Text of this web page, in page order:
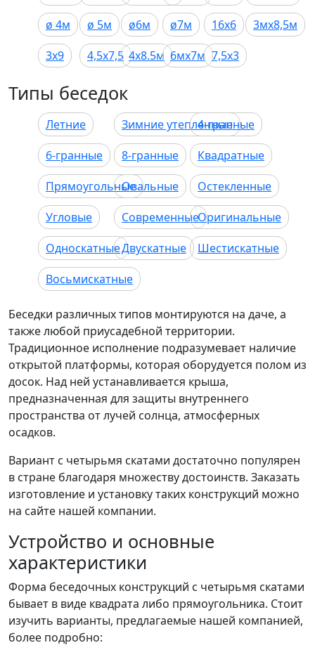
ø 4м
ø 5м ø6м ø7м 16х6
3мх8,5м
3х9
4,5х7,5 4х8.5м 6мх7м 7,5х3
Типы беседок
Летние Зимние утепленные
4-гранные
6-гранные
8-гранные
Квадратные
ПрямоугольныеОвальные
Остекленные
Угловые
СовременныеОригинальные
ОдноскатныеДвускатные
Шестискатные
Восьмискатные
Беседки различных типов монтируются на даче, а
также любой приусадебной территории.
Традиционное исполнение подразумевает наличие
открытой платформы, которая оборудуется полом из
досок. Над ней устанавливается крыша,
предназначенная для защиты внутреннего
пространства от лучей солнца, атмосферных
осадков.
Вариант с четырьмя скатами достаточно популярен
в стране благодаря множеству достоинств. Заказать
изготовление и установку таких конструкций можно
на сайте нашей компании.
Устройство и основные
характеристики
Форма беседочных конструкций с четырьмя скатами
бывает в виде квадрата либо прямоугольника. Стоит
изучить варианты, предлагаемые нашей компанией,
более подробно: